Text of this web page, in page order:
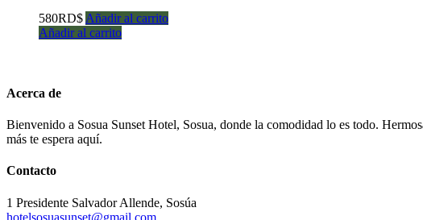
580RD$ Añadir al carrito
Añadir al carrito
Acerca de
Bienvenido a Sosua Sunset Hotel, Sosua, donde la comodidad lo es todo.
más te espera aquí.
Contacto
1 Presidente Salvador Allende, Sosúa
hotelsosuasunset@gmail.com